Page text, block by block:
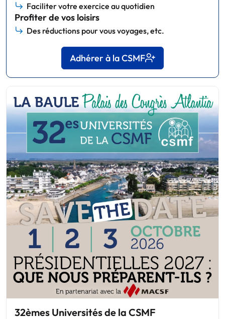
Faciliter votre exercice au quotidien
Profiter de vos loisirs
Des réductions pour vous voyages, etc.
Adhérer à la CSMF
32èmes Universités de la CSMF